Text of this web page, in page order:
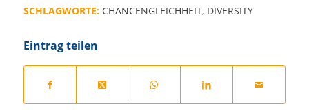
SCHLAGWORTE: CHANCENGLEICHHEIT, DIVERSITY
Eintrag teilen